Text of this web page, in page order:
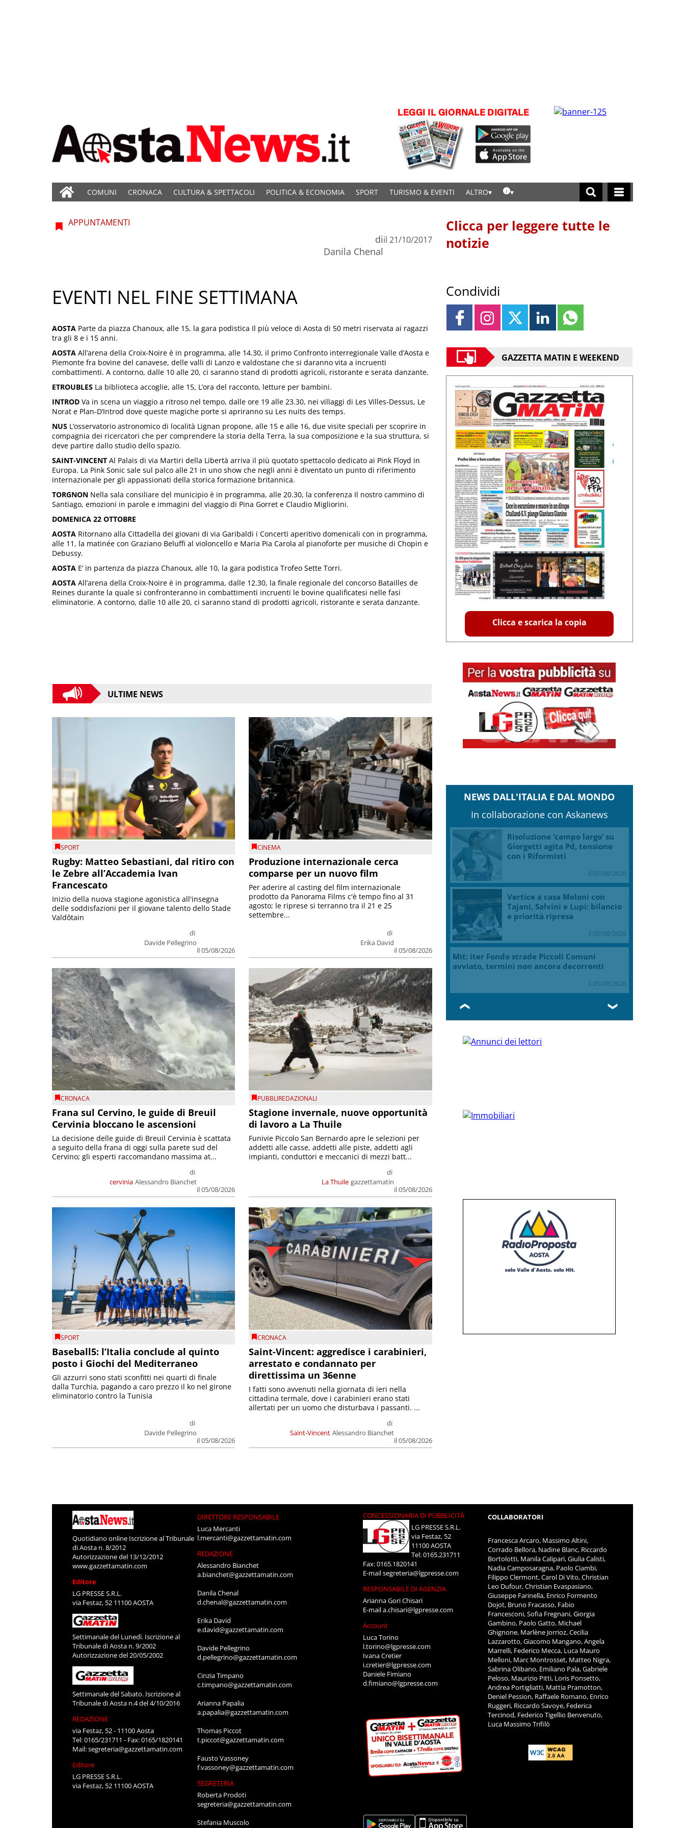
COMUNI CRONACA CULTURA & SPETTACOLI POLITICA & ECONOMIA SPORT TURISMO & EVENTI ALTRO
APPUNTAMENTI
di
Danila Chenal
il 21/10/2017
EVENTI NEL FINE SETTIMANA
AOSTA Parte da piazza Chanoux, alle 15, la gara podistica Il più veloce di Aosta di 50 metri riservata ai ragazzi
tra gli 8 e i 15 anni.
AOSTA All’arena della Croix-Noire è in programma, alle 14.30, il primo Confronto interregionale Valle d’Aosta e
Piemonte fra bovine del canavese, delle valli di Lanzo e valdostane che si daranno vita a incruenti
combattimenti. A contorno, dalle 10 alle 20, ci saranno stand di prodotti agricoli, ristorante e serata danzante.
ETROUBLES La biblioteca accoglie, alle 15, L’ora del racconto, letture per bambini.
INTROD Va in scena un viaggio a ritroso nel tempo, dalle ore 19 alle 23.30, nei villaggi di Les Villes-Dessus, Le
Norat e Plan-D’Introd dove queste magiche porte si apriranno su Les nuits des temps.
NUS L’osservatorio astronomico di località Lignan propone, alle 15 e alle 16, due visite speciali per scoprire in
compagnia dei ricercatori che per comprendere la storia della Terra, la sua composizione e la sua struttura, si
deve partire dallo studio dello spazio.
SAINT-VINCENT Al Palais di via Martiri della Libertà arriva il più quotato spettacolo dedicato ai Pink Floyd in
Europa. La Pink Sonic sale sul palco alle 21 in uno show che negli anni è diventato un punto di riferimento
internazionale per gli appassionati della storica formazione britannica.
TORGNON Nella sala consiliare del municipio è in programma, alle 20.30, la conferenza Il nostro cammino di
Santiago, emozioni in parole e immagini del viaggio di Pina Gorret e Claudio Migliorini.
DOMENICA 22 OTTOBRE
AOSTA Ritornano alla Cittadella dei giovani di via Garibaldi i Concerti aperitivo domenicali con in programma,
alle 11, la matinée con Graziano Beluffi al violoncello e Maria Pia Carola al pianoforte per musiche di Chopin e
Debussy.
AOSTA E’ in partenza da piazza Chanoux, alle 10, la gara podistica Trofeo Sette Torri.
AOSTA All’arena della Croix-Noire è in programma, dalle 12.30, la finale regionale del concorso Batailles de
Reines durante la quale si confronteranno in combattimenti incruenti le bovine qualificatesi nelle fasi
eliminatorie. A contorno, dalle 10 alle 20, ci saranno stand di prodotti agricoli, ristorante e serata danzante.
ULTIME NEWS
SPORT
Rugby: Matteo Sebastiani, dal ritiro con
le Zebre all’Accademia Ivan
Francescato
di
Davide Pellegrino
il 05/08/2026
Inizio della nuova stagione agonistica all'insegna
delle soddisfazioni per il giovane talento dello Stade
Valdôtain
CINEMA
Produzione internazionale cerca
comparse per un nuovo film
di
Erika David
il 05/08/2026
Per aderire al casting del film internazionale
prodotto da Panorama Films c'è tempo fino al 31
agosto; le riprese si terranno tra il 21 e 25
settembre...
CRONACA
Frana sul Cervino, le guide di Breuil
Cervinia bloccano le ascensioni
cervinia
di
Alessandro Bianchet
il 05/08/2026
La decisione delle guide di Breuil Cervinia è scattata
a seguito della frana di oggi sulla parete sud del
Cervino; gli esperti raccomandano massima at...
PUBBLIREDAZIONALI
Stagione invernale, nuove opportunità
di lavoro a La Thuile
La Thuile
di
gazzettamatin
il 05/08/2026
Funivie Piccolo San Bernardo apre le selezioni per
addetti alle casse, addetti alle piste, addetti agli
impianti, conduttori e meccanici di mezzi batt...
SPORT
Baseball5: l’Italia conclude al quinto
posto i Giochi del Mediterraneo
di
Davide Pellegrino
il 05/08/2026
Gli azzurri sono stati sconfitti nei quarti di finale
dalla Turchia, pagando a caro prezzo il ko nel girone
eliminatorio contro la Tunisia
CRONACA
Saint-Vincent: aggredisce i carabinieri,
arrestato e condannato per
direttissima un 36enne
Saint-Vincent
di
Alessandro Bianchet
il 05/08/2026
I fatti sono avvenuti nella giornata di ieri nella
cittadina termale, dove i carabinieri erano stati
allertati per un uomo che disturbava i passanti. ...
Clicca per leggere tutte le
notizie
Condividi
GAZZETTA MATIN E WEEKEND
Clicca e scarica la copia
NEWS DALL'ITALIA E DAL MONDO
In collaborazione con Askanews
Risoluzione ‘campo largo’ su
Giorgetti agita Pd, tensione
con i Riformisti
il 05/08/2026
Vertice a casa Meloni con
Tajani, Salvini e Lupi: bilancio
e priorità ripresa
il 05/08/2026
Mit: iter Fondo strade Piccoli Comuni
avviato, termini non ancora decorrenti
il 05/08/2026
❮ ❯
Quotidiano online Iscrizione al Tribunale
di Aosta n. 8/2012
Autorizzazione del 13/12/2012
www.gazzettamatin.com
Editore
LG PRESSE S.R.L.
via Festaz, 52 11100 AOSTA
Settimanale del Lunedì. Iscrizione al
Tribunale di Aosta n. 9/2002
Autorizzazione del 20/05/2002
Settimanale del Sabato. Iscrizione al
Tribunale di Aosta n.4 del 4/10/2016
REDAZIONE
via Festaz, 52 - 11100 Aosta
Tel: 0165/231711 - Fax: 0165/1820141
Mail:segreteria@gazzettamatin.com
Editore
LG PRESSE S.R.L.
via Festaz, 52 11100 AOSTA
DIRETTORE RESPONSABILE
Luca Mercanti
l.mercanti@gazzettamatin.com
REDAZIONE
Alessandro Bianchet
a.bianchet@gazzettamatin.com
Danila Chenal
d.chenal@gazzettamatin.com
Erika David
e.david@gazzettamatin.com
Davide Pellegrino
d.pellegrino@gazzettamatin.com
Cinzia Timpano
c.timpano@gazzettamatin.com
Arianna Papalia
a.papalia@gazzettamatin.com
Thomas Piccot
t.piccot@gazzettamatin.com
Fausto Vassoney
f.vassoney@gazzettamatin.com
SEGRETERIA
Roberta Prodoti
segreteria@gazzettamatin.com
Stefania Muscolo
CONCESSIONARIA DI PUBBLICITÀ
LG PRESSE S.R.L.
via Festaz, 52
11100 AOSTA
Tel: 0165.231711
Fax: 0165.1820141
E-mailsegreteria@lgpresse.com
RESPONSABILE DI AGENZIA
Arianna Gori Chisari
E-maila.chisari@lgpresse.com
Account
Luca Torino
l.torino@lgpresse.com
Ivana Cretier
i.cretier@lgpresse.com
Daniele Fimiano
d.fimiano@lgpresse.com
COLLABORATORI
Francesca Arcaro, Massimo Altini,
Corrado Bellora, Nadine Blanc, Riccardo
Bortolotti, Manila Calipari, Giulia Calisti,
Nadia Camposaragna, Paolo Ciambi,
Filippo Clermont, Carol Di Vito, Christian
Leo Dufour, Christian Evaspasiano,
Giuseppe Farinella, Enrico Formento
Dojot, Bruno Fracasso, Fabio
Francesconi, Sofia Fregnani, Giorgia
Gambino, Paolo Gatto, Michael
Ghignone, Marlène Jorrioz, Cecilia
Lazzarotto, Giacomo Mangano, Angela
Marrelli, Federico Mecca, Luca Mauro
Melloni, Marc Montrosset, Matteo Nigra,
Sabrina Olibano, Emiliano Pala, Gabriele
Peloso, Maurizio Pitti, Loris Ponsetto,
Andrea Portigliatti, Mattia Pramotton,
Deniel Pession, Raffaele Romano, Enrico
Ruggeri, Riccardo Savoye, Federica
Tercinod, Federico Tigellio Benvenuto,
Luca Massimo Trifilò